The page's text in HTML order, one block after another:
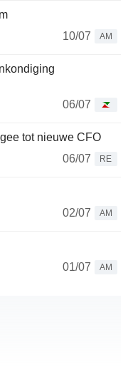
10/07
AM
06/07
tot nieuwe CFO
06/07
RE
02/07
AM
01/07
AM